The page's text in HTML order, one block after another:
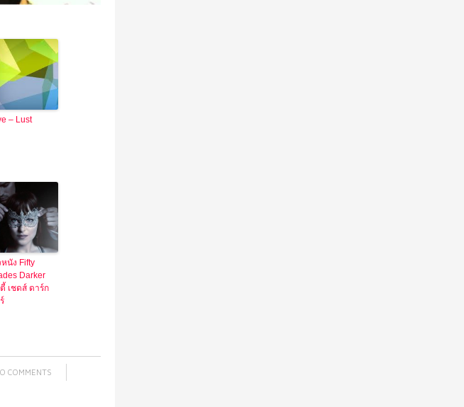
– Lust
หนัง Fifty
Darker
เชดส์ ดาร์ก
COMMENTS